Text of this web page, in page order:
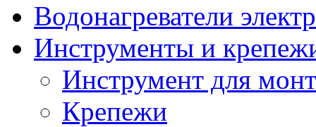
Водонагреватели
Инструменты и
Инструмент для
Крепежи